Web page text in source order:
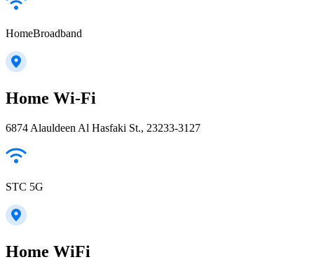
HomeBroadband
Home Wi-Fi
6874 Alauldeen Al Hasfaki St., 23233-3127
STC 5G
Home WiFi